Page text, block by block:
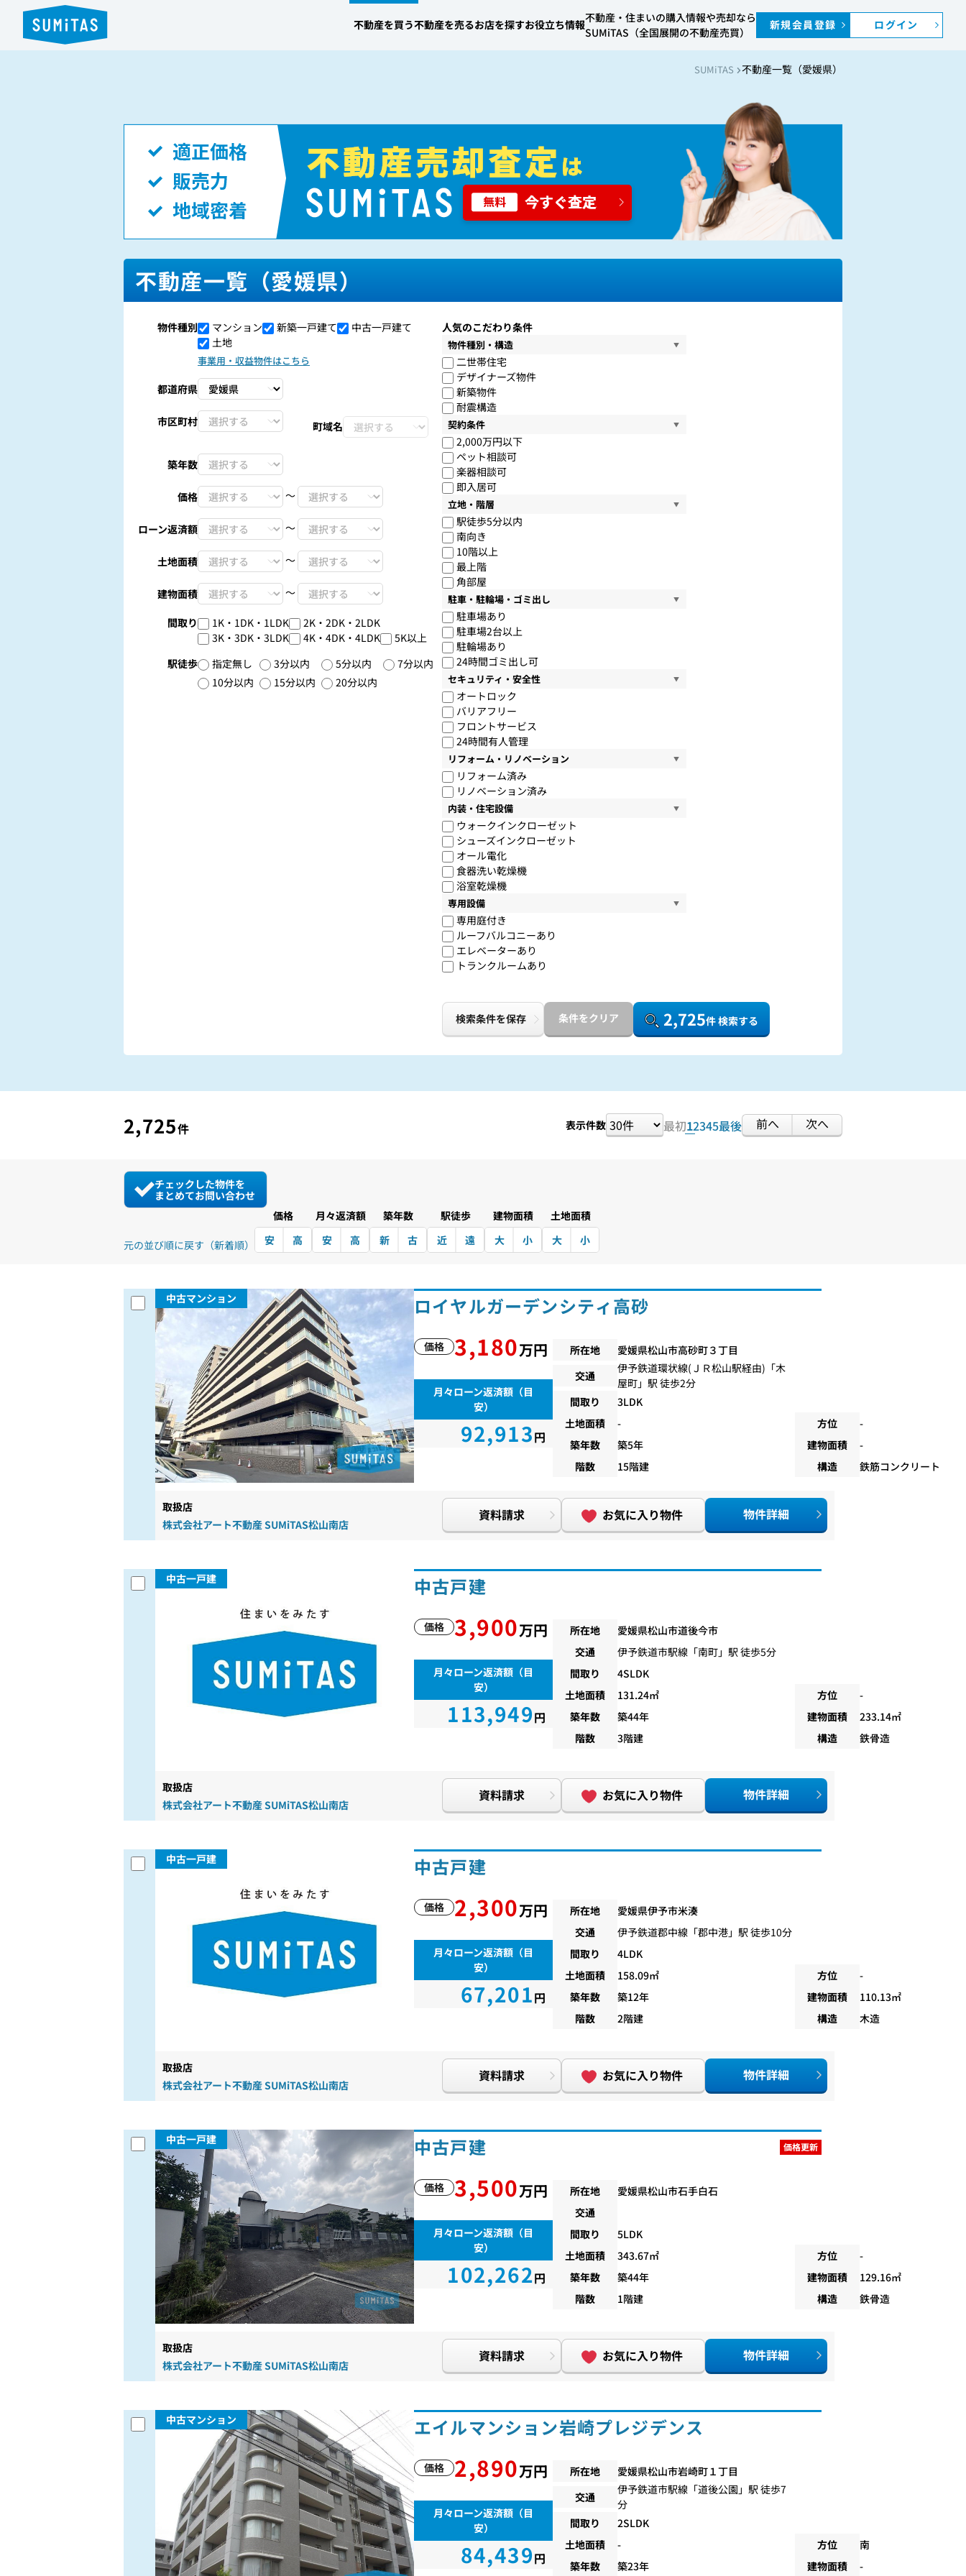
不動産を買う不動産を売るお店を探すお役立ち情報
不動産・住まいの購入情報や売却なら
SUMiTAS（全国展開の不動産売買）
新規会員登録 ログイン
SUMiTAS 不動産一覧（愛媛県）
不動産一覧（愛媛県）
物件種別 マンション 新築一戸建て
中古一戸建て
土地
事業用・収益物件はこちら
都道府県
市区町村 町域名
築年数
価格 〜
ローン返済額 〜
土地面積 〜
建物面積 〜
間取り 1K・1DK・1LDK
2K・2DK・2LDK
3K・3DK・3LDK
4K・4DK・4LDK
5K以上
駅徒歩
指定無し 3分以内 5分以内
7分以内
10分以内
15分以内 20分以内
人気のこだわり条件
物件種別・構造
二世帯住宅
デザイナーズ物件
新築物件
耐震構造
契約条件
2,000万円以下
ペット相談可
楽器相談可
即入居可
立地・階層
駅徒歩5分以内
南向き
10階以上
最上階
角部屋
駐車・駐輪場・ゴミ出し
駐車場あり
駐車場2台以上
駐輪場あり
24時間ゴミ出し可
セキュリティ・安全性
オートロック
バリアフリー
フロントサービス
24時間有人管理
リフォーム・リノベーション
リフォーム済み
リノベーション済み
内装・住宅設備
ウォークインクローゼット
シューズインクローゼット
オール電化
食器洗い乾燥機
浴室乾燥機
専用設備
専用庭付き
ルーフバルコニーあり
エレベーターあり
トランクルームあり
検索条件を保存 条件をクリア 2,725件 検索する
2,725件 表示件数 最初12345最後 前へ 次へ
チェックした物件を
まとめてお問い合わせ
元の並び順に戻す（新着順）
価格
安
高
月々返済額
安
高
築年数
新
古
駅徒歩
近
遠
建物面積
大
小
土地面積
大
小
中古マンション ロイヤルガーデンシティ高砂
価格 3,180万円
月々ローン返済額（目
安）
92,913円
所在地
愛媛県松山市高砂町３丁目
交通
伊予鉄道環状線(ＪＲ松山駅経由) 「木
屋町」駅 徒歩2分
間取り
3LDK
土地面積
- 方位
-
築年数
築5年 建物面積
-
階数
15階建 構造 鉄筋コンクリート
取扱店
株式会社アート不動産 SUMiTAS松山南店
資料請求 お気に入り物件 物件詳細
中古一戸建 中古戸建
価格 3,900万円
月々ローン返済額（目
安）
113,949円
所在地
愛媛県松山市道後今市
交通
伊予鉄道市駅線 「南町」駅 徒歩5分
間取り
4SLDK
土地面積
131.24㎡ 方位
-
築年数
築44年 建物面積
233.14㎡
階数
3階建 構造 鉄骨造
取扱店
株式会社アート不動産 SUMiTAS松山南店
資料請求 お気に入り物件 物件詳細
中古一戸建 中古戸建
価格 2,300万円
月々ローン返済額（目
安）
67,201円
所在地
愛媛県伊予市米湊
交通
伊予鉄道郡中線 「郡中港」駅 徒歩10分
間取り
4LDK
土地面積
158.09㎡ 方位
-
築年数
築12年 建物面積
110.13㎡
階数
2階建 構造 木造
取扱店
株式会社アート不動産 SUMiTAS松山南店
資料請求 お気に入り物件 物件詳細
中古一戸建 中古戸建 価格更新
価格 3,500万円
月々ローン返済額（目
安）
102,262円
所在地
愛媛県松山市石手白石
交通
間取り
5LDK
土地面積
343.67㎡ 方位
-
築年数
築44年 建物面積
129.16㎡
階数
1階建 構造 鉄骨造
取扱店
株式会社アート不動産 SUMiTAS松山南店
資料請求 お気に入り物件 物件詳細
中古マンション エイルマンション岩崎プレジデンス
価格 2,890万円
月々ローン返済額（目
安）
84,439円
所在地
愛媛県松山市岩崎町１丁目
交通
伊予鉄道市駅線 「道後公園 」駅 徒歩7
分
間取り
2SLDK
土地面積
- 方位
南
築年数
築23年 建物面積 -